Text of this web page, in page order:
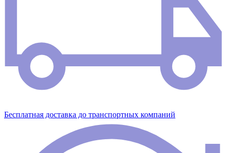
Бесплатная доставка до транспортных компаний